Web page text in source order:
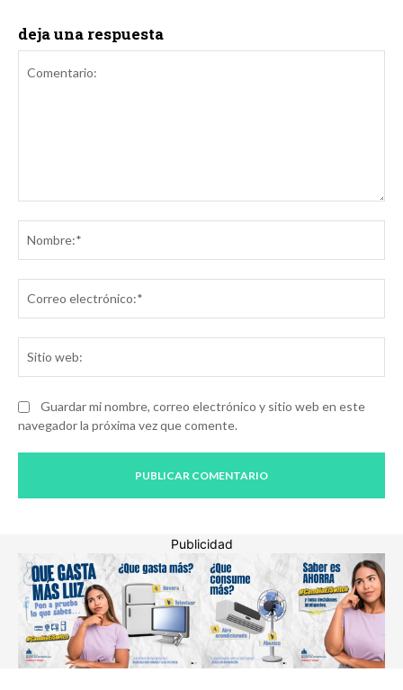
deja una respuesta
Guardar mi nombre, correo electrónico y sitio web en este
navegador la próxima vez que comente.
Publicidad